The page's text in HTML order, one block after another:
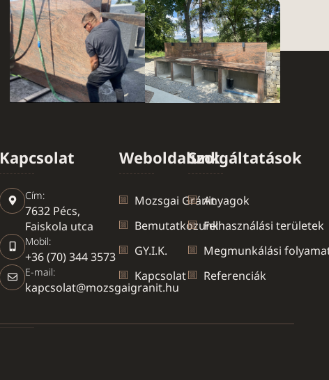
Kapcsolat
Cím:
7632 Pécs,
Faiskola utca
Mobil:
+36 (70) 344 3573
E-mail:
kapcsolat@mozsgaigranit.hu
Weboldalunk
Mozsgai Gránit
Bemutatkozunk
GY.I.K.
Kapcsolat
Szolgáltatások
Anyagok
Felhasználási területek
Megmunkálási
Referenciák